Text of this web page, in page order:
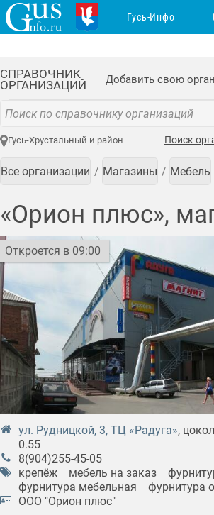
СПРАВОЧНИК
ОРГАНИЗАЦИЙ
Добавить свою
Гусь-Хрустальный и район Поиск
Все организации Магазины Мебель
«Орион плюс»,
Откроется в 09:00
ул. Рудницкой, 3, ТЦ «Радуга»,
0.55
8(904)255-45-05
крепёж
мебель на заказ
фурнитура мебельная
фурнитура
ООО "Орион плюс"
Гусь-Инфо